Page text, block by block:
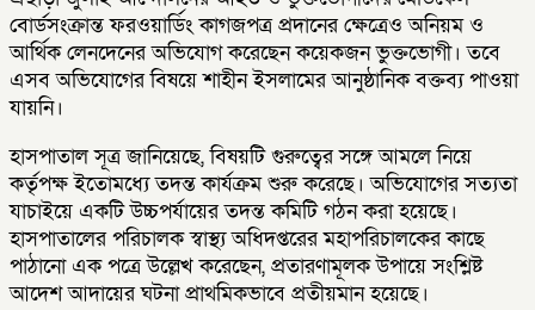
বোর্ডসংক্রান্ত ফরওয়ার্ডিং কাগজপত্র প্রদানের ক্ষেত্রেও অনিয়ম ও
আর্থিক লেনদেনের অভিযোগ করেছেন কয়েকজন ভুক্তভোগী। তবে
এসব অভিযোগের বিষয়ে শাহীন ইসলামের আনুষ্ঠানিক বক্তব্য পাওয়া
যায়নি।
হাসপাতাল সূত্র জানিয়েছে, বিষয়টি গুরুত্বের সঙ্গে আমলে নিয়ে
কর্তৃপক্ষ ইতোমধ্যে তদন্ত কার্যক্রম শুরু করেছে। অভিযোগের সত্যতা
যাচাইয়ে একটি উচ্চপর্যায়ের তদন্ত কমিটি গঠন করা হয়েছে।
হাসপাতালের পরিচালক স্বাস্থ্য অধিদপ্তরের মহাপরিচালকের কাছে
পাঠানো এক পত্রে উল্লেখ করেছেন, প্রতারণামূলক উপায়ে সংশ্লিষ্ট
আদেশ আদায়ের ঘটনা প্রাথমিকভাবে প্রতীয়মান হয়েছে।